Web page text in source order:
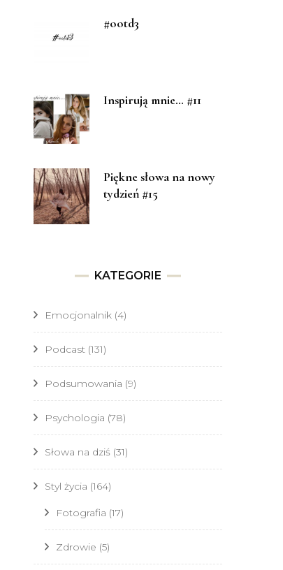
#ootd3
Inspirują mnie… #11
Piękne słowa na nowy
tydzień #15
KATEGORIE
Emocjonalnik (4)
Podcast (131)
Podsumowania (9)
Psychologia (78)
Słowa na dziś (31)
Styl życia (164)
Fotografia (17)
Zdrowie (5)